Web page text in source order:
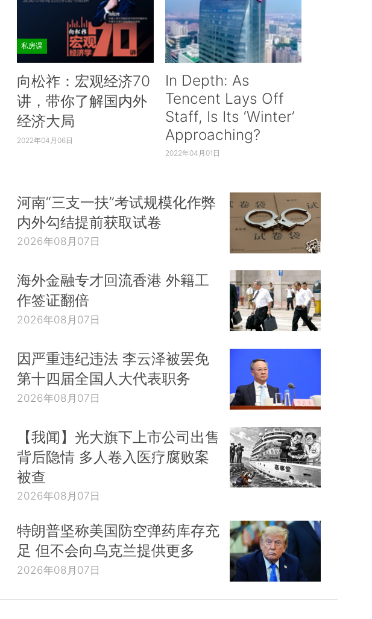
私房课
向松祚：宏观经济70
讲，带你了解国内外
经济大局
2022年04月06日
In Depth: As
Tencent Lays Off
Staff, Is Its ‘Winter’
Approaching?
2022年04月01日
河南“三支一扶”考试规模化作弊
内外勾结提前获取试卷
2026年08月07日
海外金融专才回流香港 外籍工
作签证翻倍
2026年08月07日
因严重违纪违法 李云泽被罢免
第十四届全国人大代表职务
2026年08月07日
【我闻】光大旗下上市公司出售
背后隐情 多人卷入医疗腐败案
被查
2026年08月07日
特朗普坚称美国防空弹药库存充
足 但不会向乌克兰提供更多
2026年08月07日